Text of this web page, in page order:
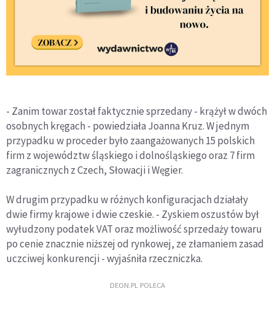
- Zanim towar został faktycznie sprzedany - krążył w dwóch
osobnych kręgach - powiedziała Joanna Kruz. W jednym
przypadku w proceder było zaangażowanych 15 polskich
firm z województw śląskiego i dolnośląskiego oraz 7 firm
zagranicznych z Czech, Słowacji i Węgier.
W drugim przypadku w różnych konfiguracjach działały
dwie firmy krajowe i dwie czeskie. - Zyskiem oszustów był
wyłudzony podatek VAT oraz możliwość sprzedaży towaru
po cenie znacznie niższej od rynkowej, ze złamaniem zasad
uczciwej konkurencji - wyjaśniła rzeczniczka.
DEON.PL POLECA